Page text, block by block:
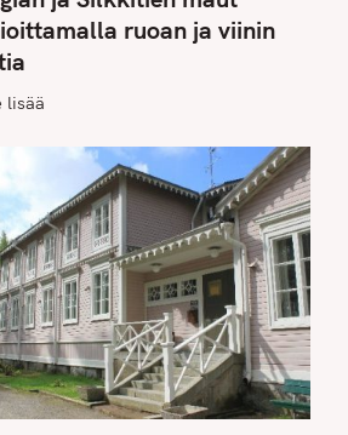
ruoan ja viinin
lisää